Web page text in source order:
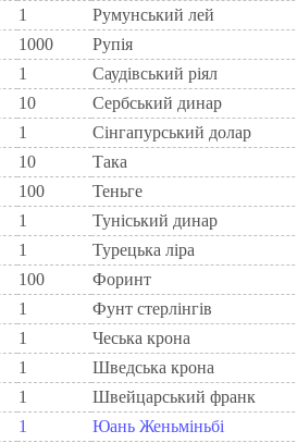
1 Румунський лей
1000 Рупія
1 Саудівський ріял
10 Сербський динар
1 Сінгапурський долар
10 Така
100 Теньге
1 Туніський динар
1 Турецька ліра
100 Форинт
1 Фунт стерлінгів
1 Чеська крона
1 Шведська крона
1 Швейцарський франк
1 Юань Женьміньбі